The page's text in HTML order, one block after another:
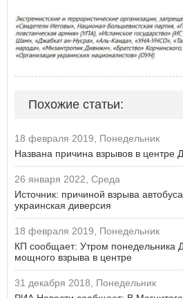
Похожие статьи:
18 февраля 2019, Понедельник
Названа причина взрывов в центре
26 января 2022, Среда
Источник: причиной взрыва
украинская диверсия
18 февраля 2019, Понедельник
КП сообщает: Утром понедельника
мощного взрыва в центре
31 декабря 2018, Понедельник